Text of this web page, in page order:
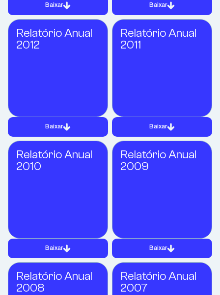
Baixar Baixar
Relatório Anual
2012
Baixar
Relatório Anual
2011
Baixar
Relatório Anual
2010
Baixar
Relatório Anual
2009
Baixar
Relatório Anual
2008
Relatório Anual
2007